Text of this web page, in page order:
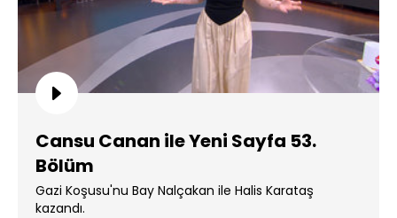
Cansu Canan ile Yeni Sayfa 53.
Bölüm
Gazi Koşusu'nu Bay Nalçakan ile Halis Karataş
kazandı.